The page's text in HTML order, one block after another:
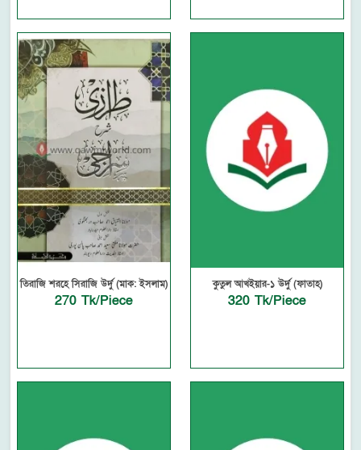
তিরাজি শরহে সিরাজি উর্দু (মাক: ইসলাম)
270 Tk/Piece
কুতুল আখইয়ার-১ উর্দু (ফাতাহ)
320 Tk/Piece